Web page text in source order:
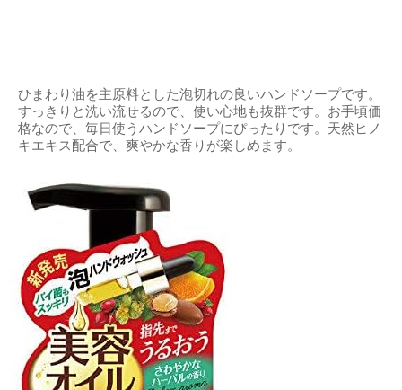
ひまわり油を主原料とした泡切れの良いハンドソープです。
すっきりと洗い流せるので、使い心地も抜群です。お手頃価
格なので、毎日使うハンドソープにぴったりです。天然ヒノ
キエキス配合で、爽やかな香りが楽しめます。